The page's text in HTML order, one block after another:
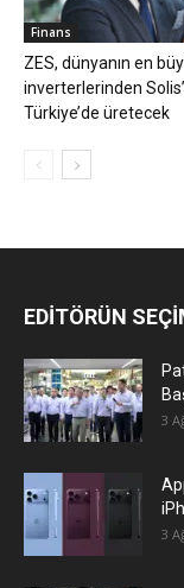
Finans
ZES, dünyanın en
inverterlerinden
Türkiye’de üretecek
EDİTÖRÜN
3
3